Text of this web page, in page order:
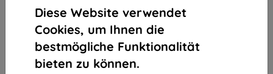
Diese Website verwendet
Cookies, um Ihnen die
bestmögliche Funktionalität
bieten zu können.